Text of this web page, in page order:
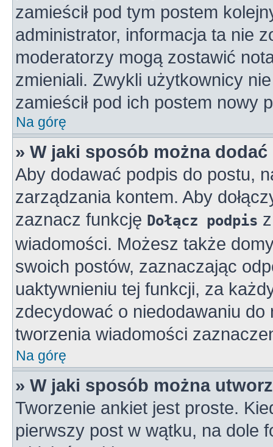
zamieścił pod tym postem
administrator, informacja ta nie
moderatorzy mogą zostawić
zmieniali. Zwykli użytkownicy
zamieścił pod ich postem nowy
Na górę
» W jaki sposób można
Aby dodawać podpis do postu,
zarządzania kontem. Aby
zaznacz funkcję Dołącz podpis
wiadomości. Możesz także
swoich postów, zaznaczając
uaktywnieniu tej funkcji, za
zdecydować o niedodawaniu
tworzenia wiadomości
Na górę
» W jaki sposób można
Tworzenie ankiet jest proste.
pierwszy post w wątku, na dole